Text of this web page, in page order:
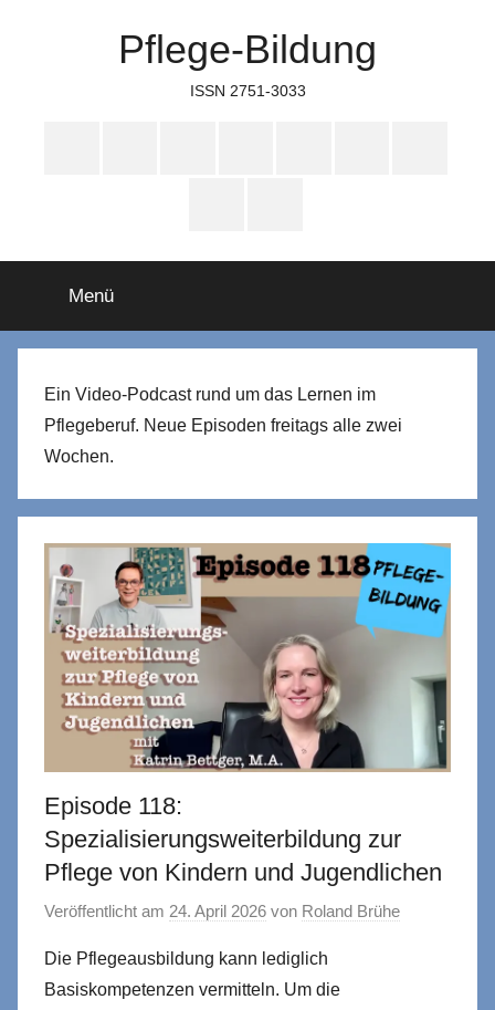
Pflege-Bildung
ISSN 2751-3033
Menü
Ein Video-Podcast rund um das Lernen im
Pflegeberuf. Neue Episoden freitags alle zwei
Wochen.
Episode 118:
Spezialisierungsweiterbildung zur
Pflege von Kindern und Jugendlichen
Veröffentlicht am 24. April 2026 von Roland Brühe
Die Pflegeausbildung kann lediglich
Basiskompetenzen vermitteln. Um die